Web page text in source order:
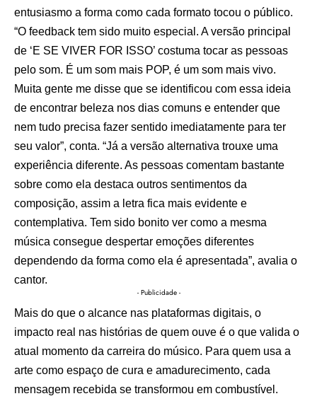
entusiasmo a forma como cada formato tocou o público.
“O feedback tem sido muito especial. A versão principal
de ‘E SE VIVER FOR ISSO’ costuma tocar as pessoas
pelo som. É um som mais POP, é um som mais vivo.
Muita gente me disse que se identificou com essa ideia
de encontrar beleza nos dias comuns e entender que
nem tudo precisa fazer sentido imediatamente para ter
seu valor”, conta. “Já a versão alternativa trouxe uma
experiência diferente. As pessoas comentam bastante
sobre como ela destaca outros sentimentos da
composição, assim a letra fica mais evidente e
contemplativa. Tem sido bonito ver como a mesma
música consegue despertar emoções diferentes
dependendo da forma como ela é apresentada”, avalia o
cantor.
- Publicidade -
Mais do que o alcance nas plataformas digitais, o
impacto real nas histórias de quem ouve é o que valida o
atual momento da carreira do músico. Para quem usa a
arte como espaço de cura e amadurecimento, cada
mensagem recebida se transformou em combustível.